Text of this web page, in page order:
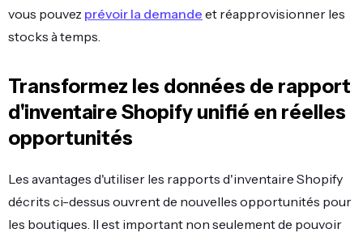
vous pouvez prévoir la demande et réapprovisionner les
stocks à temps.
Transformez les données de rapport
d'inventaire Shopify unifié en réelles
opportunités
Les avantages d'utiliser les rapports d'inventaire Shopify
décrits ci-dessus ouvrent de nouvelles opportunités pour
les boutiques. Il est important non seulement de pouvoir